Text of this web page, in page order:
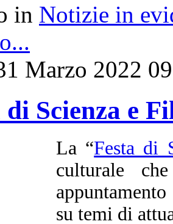
in Notizie in
Marzo 2022
Scienza e
La “Festa di
culturale
su temi di